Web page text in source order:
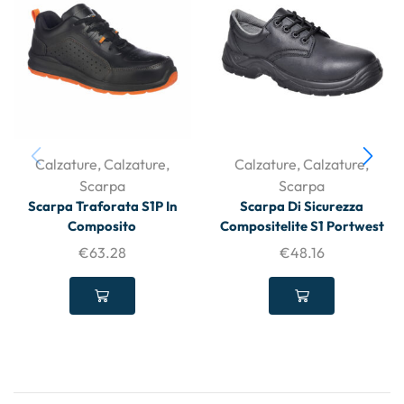
Calzature,Calzature,
Scarpa
Scarpa Traforata S1P In
Composito
€63.28
Calzature,Calzature,
Scarpa
Scarpa Di Sicurezza
Compositelite S1 Portwest
€48.16